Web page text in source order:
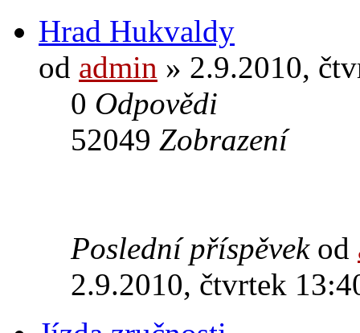
Hrad Hukvaldy
od admin » 2.9.2010,
0 Odpovědi
52049 Zobrazení
Poslední příspěvek od
2.9.2010, čtvrtek